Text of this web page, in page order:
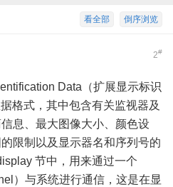
倒序浏览
看全部
2#
Data（扩展显示标识
格式，其中包含有关监视器及
息、最大图像大小、颜色设
限制以及显示器名和序列号的
节中，用来通过一个
）与系统进行通信，这是在显